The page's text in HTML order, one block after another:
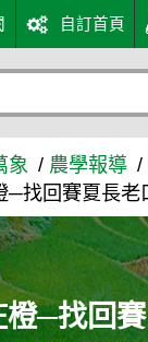
中的
自訂首頁
象 農學報導
─找回賽夏長老
─找回